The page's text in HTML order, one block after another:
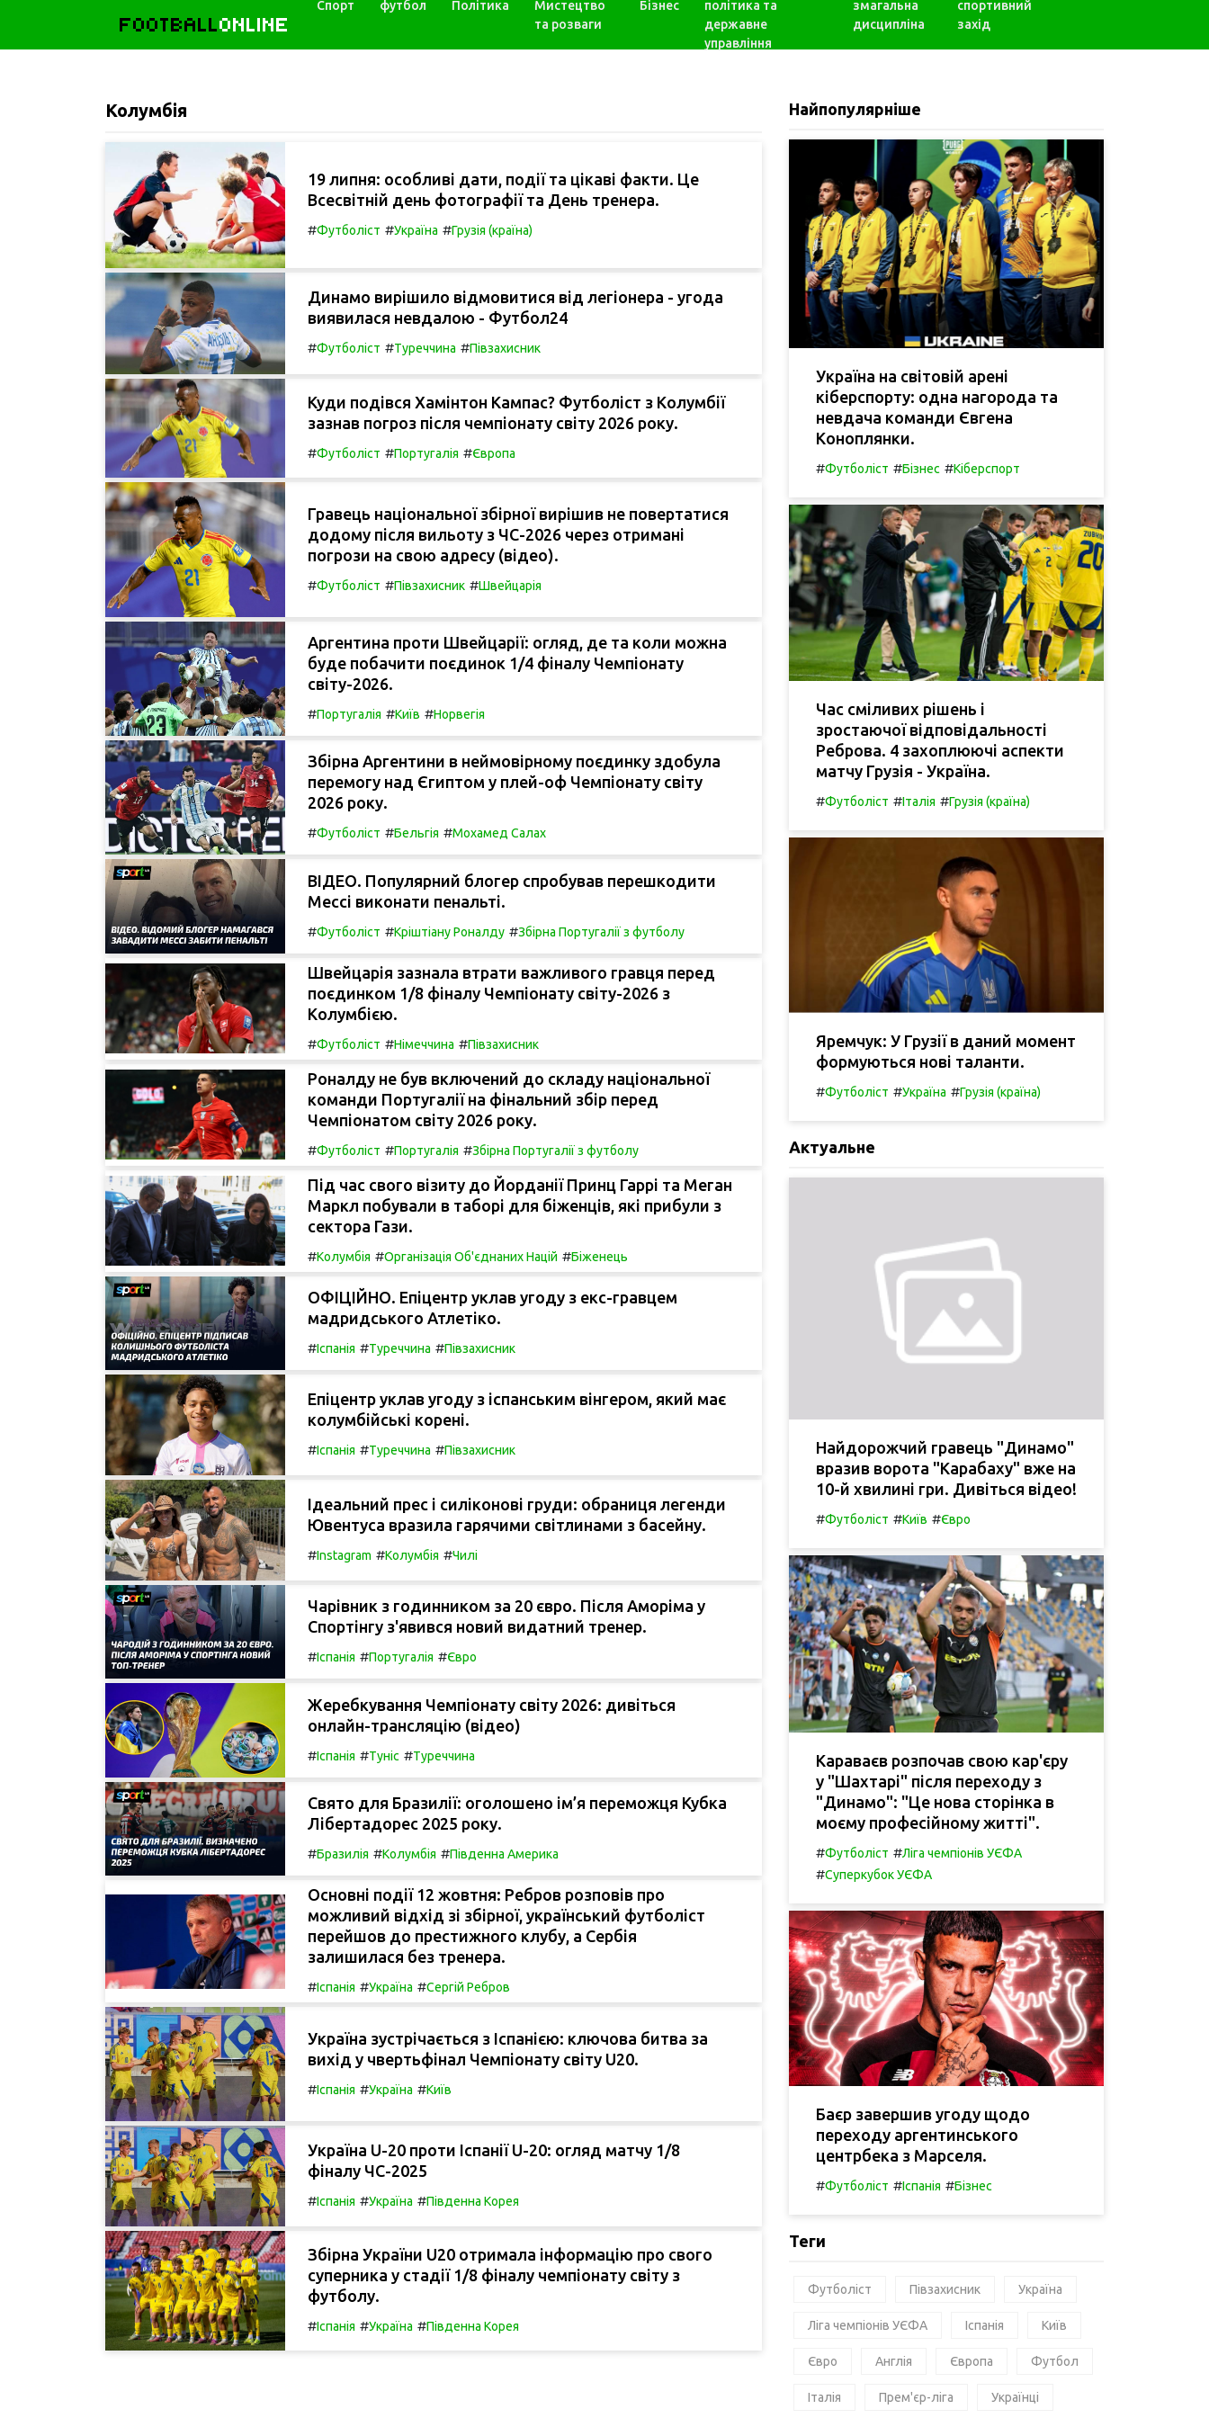
FOOTBALLONLINE
Спорт футбол Політика
Мистецтво
та розваги
Бізнес
політика та
державне
управління
змагальна
дисципліна
спортивний
захід
Колумбія
19 липня: особливі дати, події та цікаві факти. Це
Всесвітній день фотографії та День тренера.
#Футболіст #Україна #Грузія (країна)
Динамо вирішило відмовитися від легіонера - угода
виявилася невдалою - Футбол24
#Футболіст #Туреччина #Півзахисник
Куди подівся Хамінтон Кампас? Футболіст з Колумбії
зазнав погроз після чемпіонату світу 2026 року.
#Футболіст #Португалія #Європа
Гравець національної збірної вирішив не повертатися
додому після вильоту з ЧС-2026 через отримані
погрози на свою адресу (відео).
#Футболіст #Півзахисник #Швейцарія
Аргентина проти Швейцарії: огляд, де та коли можна
буде побачити поєдинок 1/4 фіналу Чемпіонату
світу-2026.
#Португалія #Київ #Норвегія
Збірна Аргентини в неймовірному поєдинку здобула
перемогу над Єгиптом у плей-оф Чемпіонату світу
2026 року.
#Футболіст #Бельгія #Мохамед Салах
ВІДЕО. Популярний блогер спробував перешкодити
Мессі виконати пенальті.
#Футболіст #Кріштіану Роналду #Збірна Португалії з футболу
Швейцарія зазнала втрати важливого гравця перед
поєдинком 1/8 фіналу Чемпіонату світу-2026 з
Колумбією.
#Футболіст #Німеччина #Півзахисник
Роналду не був включений до складу національної
команди Португалії на фінальний збір перед
Чемпіонатом світу 2026 року.
#Футболіст #Португалія #Збірна Португалії з футболу
Під час свого візиту до Йорданії Принц Гаррі та Меган
Маркл побували в таборі для біженців, які прибули з
сектора Гази.
#Колумбія #Організація Об'єднаних Націй #Біженець
ОФІЦІЙНО. Епіцентр уклав угоду з екс-гравцем
мадридського Атлетіко.
#Іспанія #Туреччина #Півзахисник
Епіцентр уклав угоду з іспанським вінгером, який має
колумбійські корені.
#Іспанія #Туреччина #Півзахисник
Ідеальний прес і силіконові груди: обраниця легенди
Ювентуса вразила гарячими світлинами з басейну.
#Instagram #Колумбія #Чилі
Чарівник з годинником за 20 євро. Після Аморіма у
Спортінгу з'явився новий видатний тренер.
#Іспанія #Португалія #Євро
Жеребкування Чемпіонату світу 2026: дивіться
онлайн-трансляцію (відео)
#Іспанія #Туніс #Туреччина
Свято для Бразилії: оголошено ім’я переможця Кубка
Лібертадорес 2025 року.
#Бразилія #Колумбія #Південна Америка
Основні події 12 жовтня: Ребров розповів про
можливий відхід зі збірної, український футболіст
перейшов до престижного клубу, а Сербія
залишилася без тренера.
#Іспанія #Україна #Сергій Ребров
Україна зустрічається з Іспанією: ключова битва за
вихід у чвертьфінал Чемпіонату світу U20.
#Іспанія #Україна #Київ
Україна U-20 проти Іспанії U-20: огляд матчу 1/8
фіналу ЧС-2025
#Іспанія #Україна #Південна Корея
Збірна України U20 отримала інформацію про свого
суперника у стадії 1/8 фіналу чемпіонату світу з
футболу.
#Іспанія #Україна #Південна Корея
Найпопулярніше
Україна на світовій арені
кіберспорту: одна нагорода та
невдача команди Євгена
Коноплянки.
#Футболіст #Бізнес #Кіберспорт
Час сміливих рішень і
зростаючої відповідальності
Реброва. 4 захоплюючі аспекти
матчу Грузія - Україна.
#Футболіст #Італія #Грузія (країна)
Яремчук: У Грузії в даний момент
формуються нові таланти.
#Футболіст #Україна #Грузія (країна)
Актуальне
Найдорожчий гравець "Динамо"
вразив ворота "Карабаху" вже на
10-й хвилині гри. Дивіться відео!
#Футболіст #Київ #Євро
Караваєв розпочав свою кар'єру
у "Шахтарі" після переходу з
"Динамо": "Це нова сторінка в
моєму професійному житті".
#Футболіст #Ліга чемпіонів УЄФА
#Суперкубок УЄФА
Баєр завершив угоду щодо
переходу аргентинського
центрбека з Марселя.
#Футболіст #Іспанія #Бізнес
Теги
Футболіст Півзахисник Україна
Ліга чемпіонів УЄФА Іспанія Київ
Євро Англія Європа Футбол
Італія Прем'єр-ліга Українці